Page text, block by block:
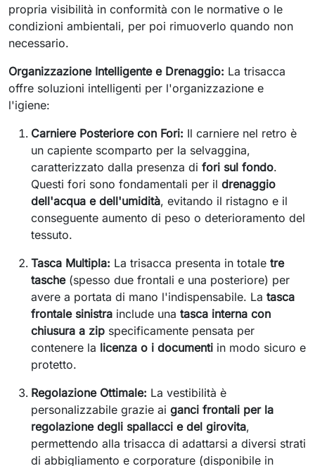
propria visibilità in conformità con le normative o le
condizioni ambientali, per poi rimuoverlo quando non
necessario.
Organizzazione Intelligente e Drenaggio: La trisacca
offre soluzioni intelligenti per l'organizzazione e
l'igiene:
Carniere Posteriore con Fori: Il carniere nel retro è
un capiente scomparto per la selvaggina,
caratterizzato dalla presenza di fori sul fondo.
Questi fori sono fondamentali per il drenaggio
dell'acqua e dell'umidità, evitando il ristagno e il
conseguente aumento di peso o deterioramento del
tessuto.
Tasca Multipla: La trisacca presenta in totale tre
tasche(spesso due frontali e una posteriore) per
avere a portata di mano l'indispensabile. La tasca
frontale sinistra include una tasca interna con
chiusura a zip specificamente pensata per
contenere la licenza o i documenti in modo sicuro e
protetto.
Regolazione Ottimale: La vestibilità è
personalizzabile grazie ai ganci frontali per la
regolazione degli spallacci e del girovita,
permettendo alla trisacca di adattarsi a diversi strati
di abbigliamento e corporature (disponibile in